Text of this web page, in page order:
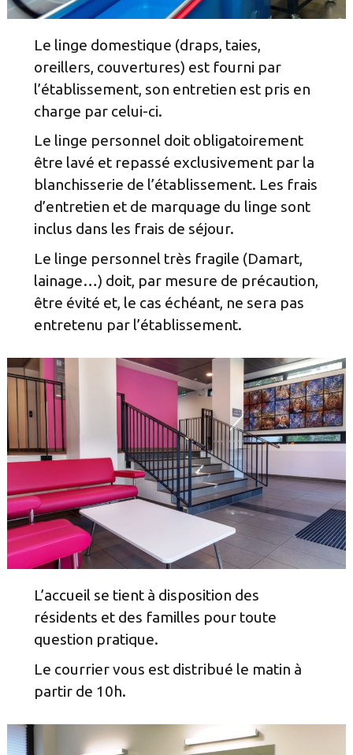
Le linge domestique (draps, taies,
oreillers, couvertures) est fourni par
l’établissement, son entretien est pris en
charge par celui-ci.
Le linge personnel doit obligatoirement
être lavé et repassé exclusivement par la
blanchisserie de l’établissement. Les frais
d’entretien et de marquage du linge sont
inclus dans les frais de séjour.
Le linge personnel très fragile (Damart,
lainage…) doit, par mesure de précaution,
être évité et, le cas échéant, ne sera pas
entretenu par l’établissement.
L’accueil se tient à disposition des
résidents et des familles pour toute
question pratique.
Le courrier vous est distribué le matin à
partir de 10h.